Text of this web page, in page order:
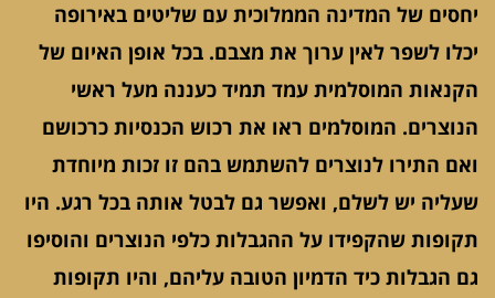
יחסים של המדינה הממלוכית עם שליטים באירופה
יכלו לשפר לאין ערוך את מצבם. בכל אופן האיום של
הקנאות המוסלמית עמד תמיד כעננה מעל ראשי
הנוצרים. המוסלמים ראו את רכוש הכנסיות כרכושם
ואם התירו לנוצרים להשתמש בהם זו זכות מיוחדת
שעליה יש לשלם, ואפשר גם לבטל אותה בכל רגע. היו
תקופות שהקפידו על ההגבלות כלפי הנוצרים והוסיפו
גם הגבלות כיד הדמיון הטובה עליהם, והיו תקופות